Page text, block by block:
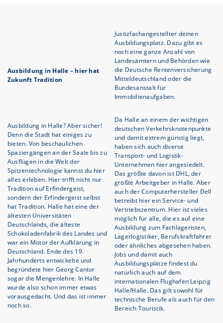
Ausbildung in Halle – hier hat
Zukunft Tradition
Ausbildung in Halle? Aber sicher!
Denn die Stadt hat einiges zu
bieten. Von beschaulichen
Spaziergängen an der Saale bis zu
Ausflügen in die Welt der
Spitzentechnologie kannst du hier
alles erleben. Hier trifft nicht nur
Tradition auf Erfindergeist,
sondern der Erfindergeist selbst
hat Tradition. Halle hat eine der
ältesten Universitäten
Deutschlands, die älteste
Schokoladenfabrik des Landes und
war ein Motor der Aufklärung in
Deutschland. Ende des 19.
Jahrhunderts entwickelte und
begründete hier Georg Cantor
sogar die Mengenlehre. In Halle
wurde also schon immer etwas
vorausgedacht. Und das ist immer
noch so.
Justizfachangestellter deinen
Ausbildungsplatz. Dazu gibt es
noch eine ganze Anzahl von
Landesämtern und Behörden wie
die Deutsche Rentenversicherung
Mitteldeutschland oder die
Bundesanstalt für
Immobilienaufgaben.
Da Halle an einem der wichtigen
deutschen Verkehrsknotenpunkte
und damit extrem günstig liegt,
haben sich auch diverse
Transport- und Logistik-
Unternehmen hier angesiedelt.
Das größte davon ist DHL, der
größte Arbeitgeber in Halle. Aber
auch der Computerhersteller Dell
betreibt hier ein Service- und
Vertriebszentrum. Hier ist vieles
möglich für alle, die es auf eine
Ausbildung zum Fachlageristen,
Lagerlogistiker, Berufskraftfahrer
oder ähnliches abgesehen haben.
Jobs und damit auch
Ausbildungsplätze findest du
natürlich auch auf dem
internationalen Flughafen Leipzig
Halle/Halle. Das gilt sowohl für
technische Berufe als auch für den
Bereich Touristik.